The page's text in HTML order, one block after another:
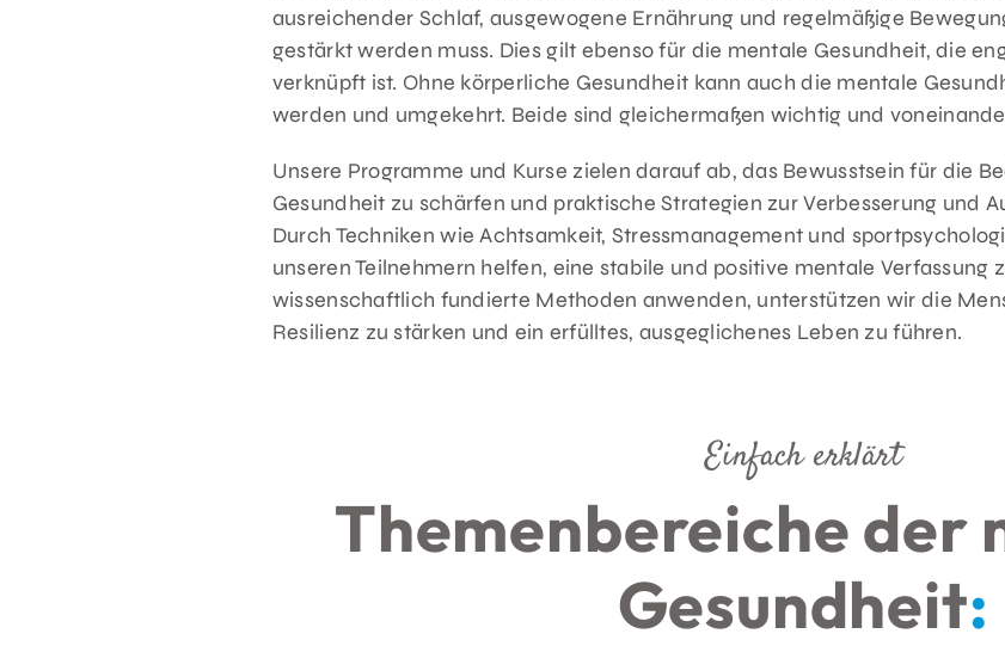
ausreichender Schlaf, ausgewogene Ernährung und regelmäßige
gestärkt werden muss. Dies gilt ebenso für die mentale Gesundheit, die
verknüpft ist. Ohne körperliche Gesundheit kann auch die mentale
werden und umgekehrt. Beide sind gleichermaßen wichtig und
Unsere Programme und Kurse zielen darauf ab, das Bewusstsein für die
Gesundheit zu schärfen und praktische Strategien zur Verbesserung und
Durch Techniken wie Achtsamkeit, Stressmanagement und
unseren Teilnehmern helfen, eine stabile und positive mentale Verfassung
wissenschaftlich fundierte Methoden anwenden, unterstützen wir die
Resilienz zu stärken und ein erfülltes, ausgeglichenes Leben zu führen.
Einfach erklärt
Themenbereiche der
Gesundheit: